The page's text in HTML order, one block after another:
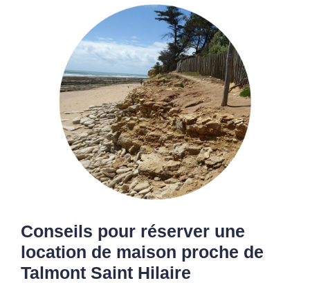
Conseils pour réserver une
location de maison proche de
Talmont Saint Hilaire